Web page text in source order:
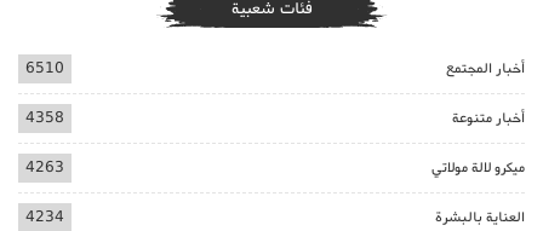
فئات شعبية
أخبار المجتمع 6510
أخبار متنوعة 4358
ميكرو لالة مولاتي 4263
العناية بالبشرة 4234